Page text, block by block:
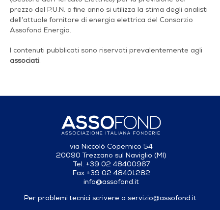
prezzo del P.U.N. a fine anno si utilizza la stima degli analisti
dell’attuale fornitore di energia elettrica del Consorzio
Assofond Energia.
I contenuti pubblicati sono riservati prevalentemente agli
associati.
via Niccolò Copernico 54
20090 Trezzano sul Naviglio (MI)
Tel. +39 02 48400967
Fax +39 02 48401282
info@assofond.it
Per problemi tecnici scrivere a servizio@assofond.it